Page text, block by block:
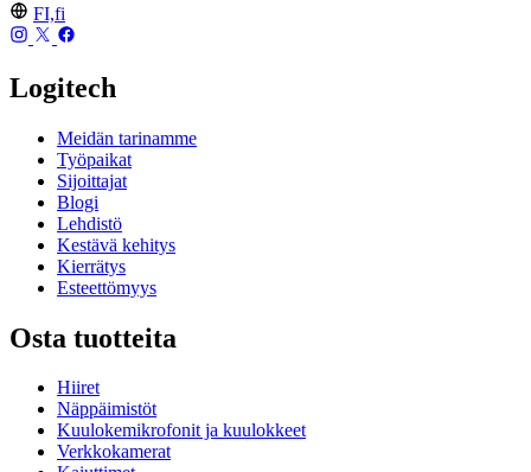
FI,fi
Logitech
Meidän tarinamme
Työpaikat
Sijoittajat
Blogi
Lehdistö
Kestävä kehitys
Kierrätys
Esteettömyys
Osta tuotteita
Hiiret
Näppäimistöt
Kuulokemikrofonit ja kuulokkeet
Verkkokamerat